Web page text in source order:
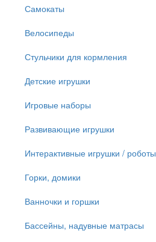
Самокаты
Велосипеды
Стульчики для кормления
Детские игрушки
Игровые наборы
Развивающие игрушки
Интерактивные игрушки / роботы
Горки, домики
Ванночки и горшки
Бассейны, надувные матрасы